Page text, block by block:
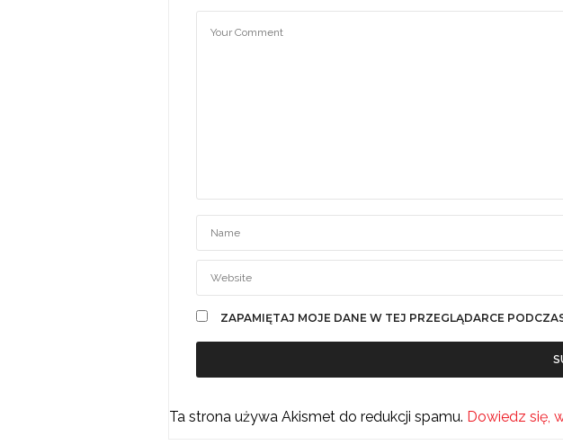
ZAPAMIĘTAJ MOJE DANE W TEJ PRZEGLĄDARCE
Ta strona używa Akismet do redukcji spamu. Dowiedz się,